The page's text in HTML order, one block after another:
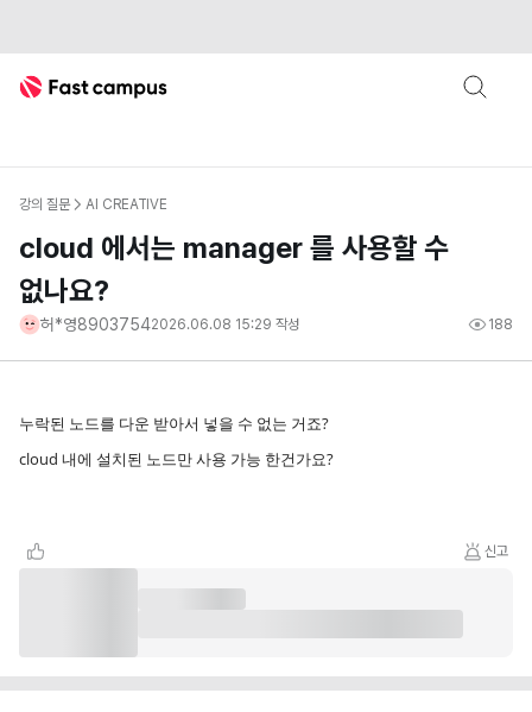
Fast Campus
강의 질문 AI CREATIVE
cloud 에서는 manager 를 사용할 수
없나요?
허*영89037542026.06.08 15:29 작성 188
누락된 노드를 다운 받아서 넣을 수 없는 거죠?
cloud 내에 설치된 노드만 사용 가능 한건가요?
신고